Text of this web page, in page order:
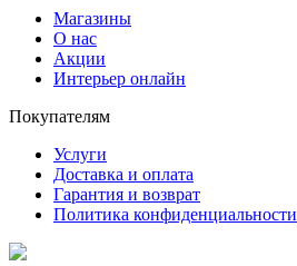
Магазины
О нас
Акции
Интерьер онлайн
Покупателям
Услуги
Доставка и оплата
Гарантия и возврат
Политика конфиденциальности